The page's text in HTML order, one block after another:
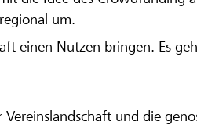
um.
einen Nutzen bringen. Es
und die